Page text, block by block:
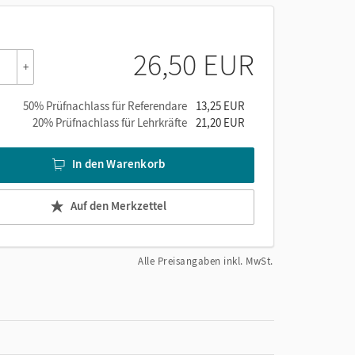
+ 26,50 EUR
50% Prüfnachlass für Referendare
13,25 EUR
20% Prüfnachlass für Lehrkräfte 21,20 EUR
In den Warenkorb
Auf den Merkzettel
Alle Preisangaben inkl. MwSt.